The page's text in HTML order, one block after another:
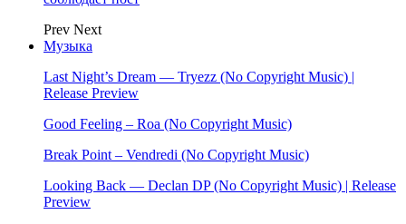
Prev Next
Музыка
Last Night’s Dream — Tryezz (No Copyright Music) |
Release Preview
Good Feeling – Roa (No Copyright Music)
Break Point – Vendredi (No Copyright Music)
Looking Back — Declan DP (No Copyright Music) | Release
Preview